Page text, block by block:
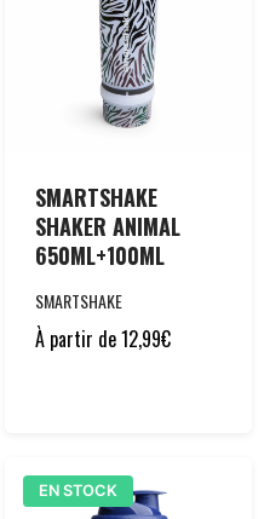
SMARTSHAKE
SHAKER ANIMAL
650ML+100ML
SMARTSHAKE
À partir de12,99€
EN STOCK